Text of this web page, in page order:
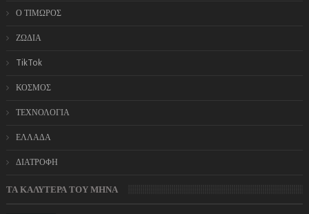
Ο ΤΙΜΩΡΟΣ
ΖΩΔΙΑ
TikTok
ΚΟΣΜΟΣ
ΤΕΧΝΟΛΟΓΙΑ
ΕΛΛΑΔΑ
ΔΙΑΤΡΟΦΗ
ΤΑ ΚΑΛΥΤΕΡΑ ΤΟΥ ΜΗΝΑ